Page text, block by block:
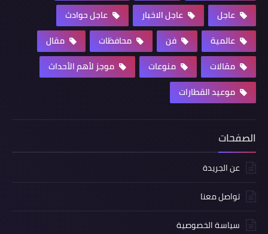
عاجل
عاجل الاخبار
عاجل حوادث
عالمية
فن محافظات
مقال
مقالات
منوعات
موجز لأهم الأحداث
موعيد القطارات
الصفحات
عن الجريدة
تواصل معنا
سياسة الخصوصية